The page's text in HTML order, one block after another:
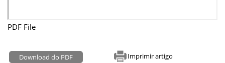
PDF File
Download do PDF Imprimir artigo